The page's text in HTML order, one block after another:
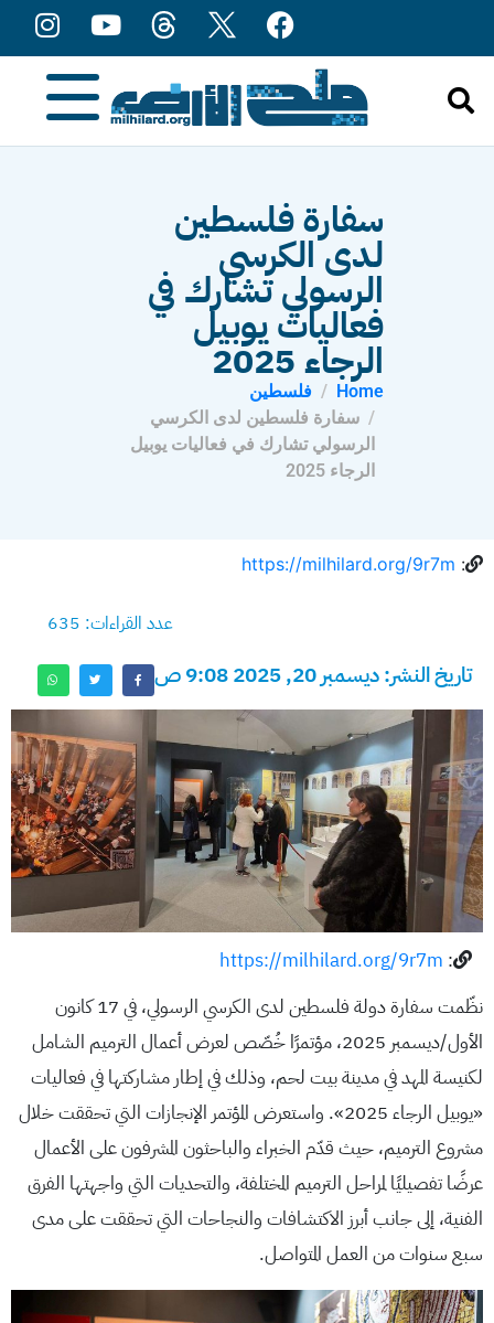
سفارة فلسطين
لدى الكرسي
الرسولي تشارك في
فعاليات يوبيل
الرجاء 2025
Home
فلسطين
سفارة فلسطين لدى الكرسي
الرسولي تشارك في فعاليات يوبيل
الرجاء 2025
:
https://milhilard.org/9r7m
عدد القراءات: 635
تاريخ النشر: ديسمبر 20, 2025 9:08 ص
:
https://milhilard.org/9r7m
نظّمت سفارة دولة فلسطين لدى الكرسي الرسولي، في 17 كانون
الأول/ديسمبر 2025، مؤتمرًا خُصّص لعرض أعمال الترميم الشامل
لكنيسة المهد في مدينة بيت لحم، وذلك في إطار مشاركتها في فعاليات
«يوبيل الرجاء 2025». واستعرض المؤتمر الإنجازات التي تحققت خلال
مشروع الترميم، حيث قدّم الخبراء والباحثون المشرفون على الأعمال
عرضًا تفصيليًا لمراحل الترميم المختلفة، والتحديات التي واجهتها الفرق
الفنية، إلى جانب أبرز الاكتشافات والنجاحات التي تحققت على مدى
سبع سنوات من العمل المتواصل.